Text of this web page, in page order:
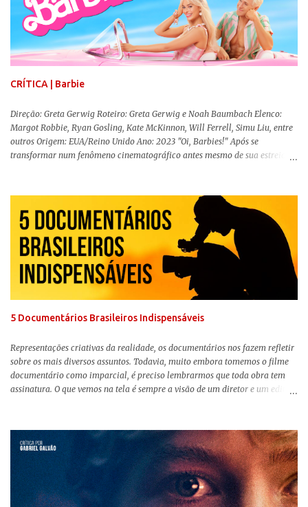
CRÍTICA | Barbie
Direção: Greta Gerwig Roteiro: Greta Gerwig e Noah Baumbach Elenco:
Margot Robbie, Ryan Gosling, Kate McKinnon, Will Ferrell, Simu Liu, entre
outros Origem: EUA/Reino Unido Ano: 2023 "Oi, Barbies!" Após se
transformar num fenômeno cinematográfico antes mesmo de sua estreia,
lançamento, posso afirmar que o longa, dirigido por Greta Gerwig (
Adoráveis Mulheres ) prometeu tudo e entregou mais ainda, se provando o
filme do ano até aqui. Repleto de criatividade, humor e sem medo de não se
levar a sério, a produção aborda temas complexos com críticas potentes. Já
conhecida por sua filmografia feminista, Gerwig traz uma reflexão de
como a Barbie se encaixa no mundo moderno, desenvolvendo a
importância e o impacto, positivo ou negativo, da boneca na vida das
pessoas. Isso tudo com um sentimento de nostalgia multigeracional. Na
5 Documentários Brasileiros Indispensáveis
Representações criativas da realidade, os documentários nos fazem refletir
sobre os mais diversos assuntos. Todavia, muito embora tomemos o filme
documentário como imparcial, é preciso lembrarmos que toda obra tem
assinatura. O que vemos na tela é sempre a visão de um diretor e um editor
sempre importante levarmos em conta quem assina e qual a função social
da obra. O cinema brasileiro é celeiro de grandes documentaristas, muitos
deles mundialmente reconhecidos. Pensando na variedade de estilos e
estéticas de se fazer documentários, selecionei 5 produções tupiniquins do
gênero que, para mim, são indispensáveis: ▼ Cabra Marcado para Morrer
(1984) , de Eduardo Coutinho Em 1964, devido ao golpe militar, Eduardo